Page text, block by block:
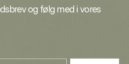
og følg med i vores